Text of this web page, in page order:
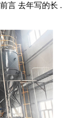
言 去年写的长 .